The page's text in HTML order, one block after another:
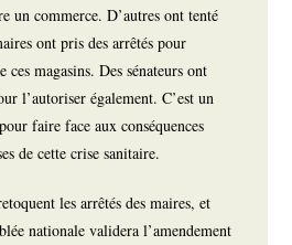
un commerce. D’autres ont tenté
ont pris des arrêtés pour
ces magasins. Des sénateurs ont
l’autoriser également. C’est un
faire face aux conséquences
de cette crise sanitaire.
les arrêtés des maires, et
nationale validera l’amendement